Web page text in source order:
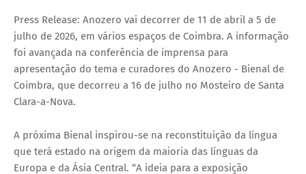
Press Release: Anozero vai decorrer de 11 de abril a 5 de
julho de 2026, em vários espaços de Coimbra. A informação
foi avançada na conferência de imprensa para
apresentação do tema e curadores do Anozero - Bienal de
Coimbra, que decorreu a 16 de julho no Mosteiro de Santa
Clara-a-Nova.
A próxima Bienal inspirou-se na reconstituição da língua
que terá estado na origem da maioria das línguas da
Europa e da Ásia Central. “A ideia para a exposição